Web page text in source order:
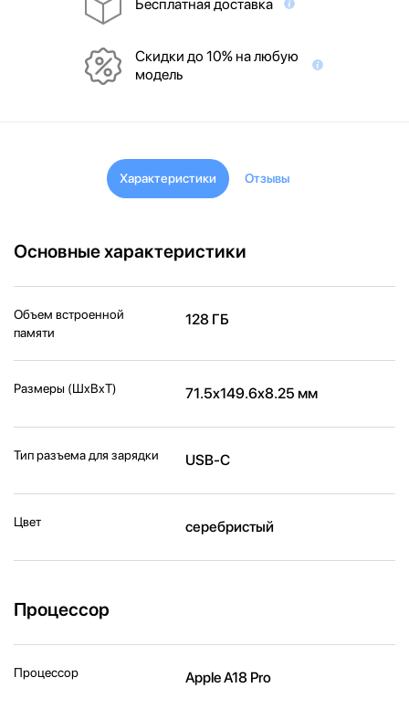
Бесплатная доставка
Скидки до 10% на любую
модель
Характеристики Отзывы
Основные характеристики
Объем встроенной
памяти
128 ГБ
Размеры (ШxВxТ) 71.5x149.6x8.25 мм
Тип разъема для зарядки USB-C
Цвет серебристый
Процессор
Процессор Apple A18 Pro